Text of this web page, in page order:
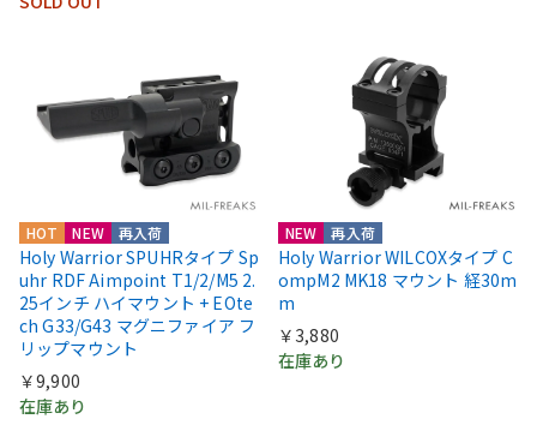
HOT NEW 再入荷
Holy Warrior SPUHRタイプ Sp
uhr RDF Aimpoint T1/2/M5 2.
25インチ ハイマウント + EOte
ch G33/G43 マグニファイア フ
リップマウント
￥9,900
在庫あり
NEW 再入荷
Holy Warrior WILCOXタイプ C
ompM2 MK18 マウント 経30m
m
￥3,880
在庫あり